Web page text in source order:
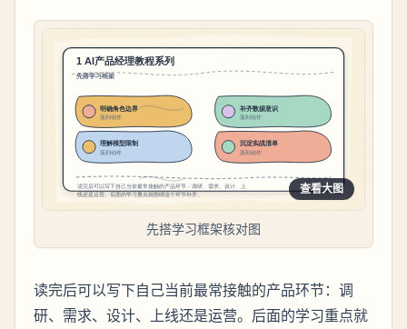
查看大图
先搭学习框架核对图
读完后可以写下自己当前最常接触的产品环节：调
研、需求、设计、上线还是运营。后面的学习重点就